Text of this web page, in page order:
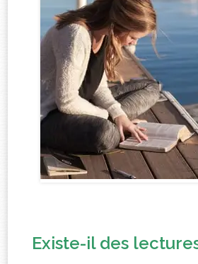
Existe-il des